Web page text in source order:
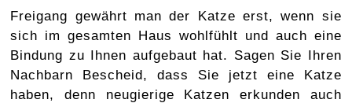
Freigang gewährt man der Katze erst, wenn sie
sich im gesamten Haus wohlfühlt und auch eine
Bindung zu Ihnen aufgebaut hat. Sagen Sie Ihren
Nachbarn Bescheid, dass Sie jetzt eine Katze
haben, denn neugierige Katzen erkunden auch